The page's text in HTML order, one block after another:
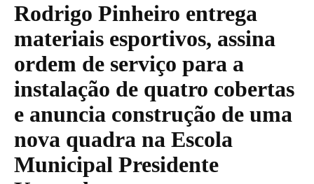
Rodrigo Pinheiro entrega
materiais esportivos, assina
ordem de serviço para a
instalação de quatro cobertas
e anuncia construção de uma
nova quadra na Escola
Municipal Presidente